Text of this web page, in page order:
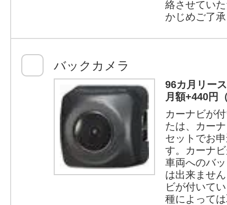
絡させてい
かじめご了
バックカメラ
96カ月リー
月額+440円
カーナビが
たは、カー
セットでお
す。カーナ
車両へのバ
は出来ませ
ビが付いて
種によって